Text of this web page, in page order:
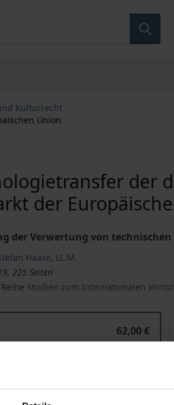
Kulturrecht
Union
der
der
der Verwertung von
Haase, LL.M.
225 Seiten
Studien zum Internationalen
62,00 €